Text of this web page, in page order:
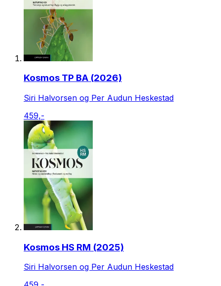
Kosmos TP BA (2026)
Siri Halvorsen og Per Audun Heskestad
459,-
Kosmos HS RM (2025)
Siri Halvorsen og Per Audun Heskestad